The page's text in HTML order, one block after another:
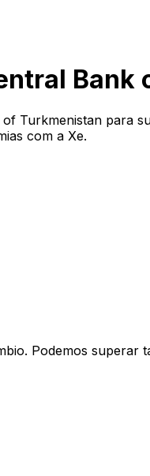
Bank
Turkmenistan para
com a Xe.
Podemos superar